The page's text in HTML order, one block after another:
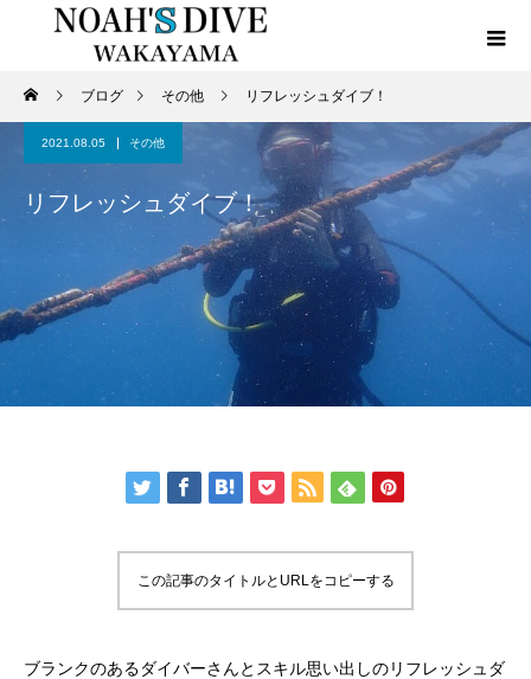
ブログ その他 リフレッシュダイブ！
2021.08.05 その他
リフレッシュダイブ！
この記事のタイトルとURLをコピーする
ブランクのあるダイバーさんとスキル思い出しのリフレッシュダ